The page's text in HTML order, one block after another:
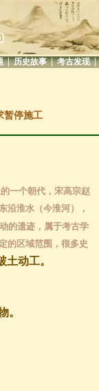
| 历史故事 | 考古发现 |
暂停施工
一个朝代，宋高宗赵
沿淮水（今淮河），
的遗迹，属于考古学
的区域范围，很多史
土动工。
。